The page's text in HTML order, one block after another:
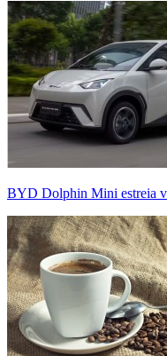
BYD Dolphin Mini estreia